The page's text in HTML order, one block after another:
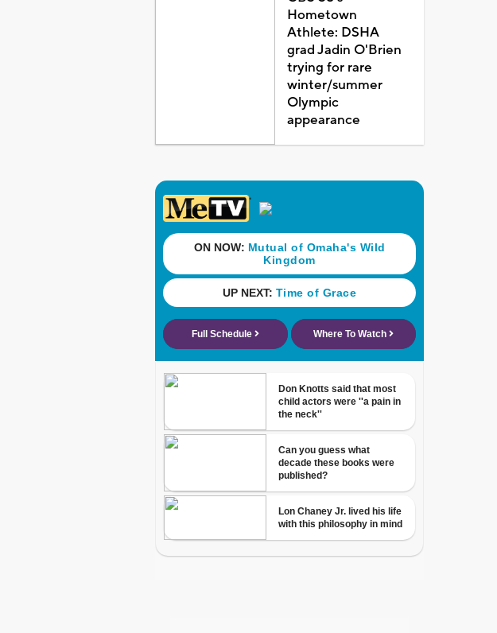
Hometown
Athlete: DSHA
grad Jadin O'Brien
trying for rare
winter/summer
Olympic
appearance